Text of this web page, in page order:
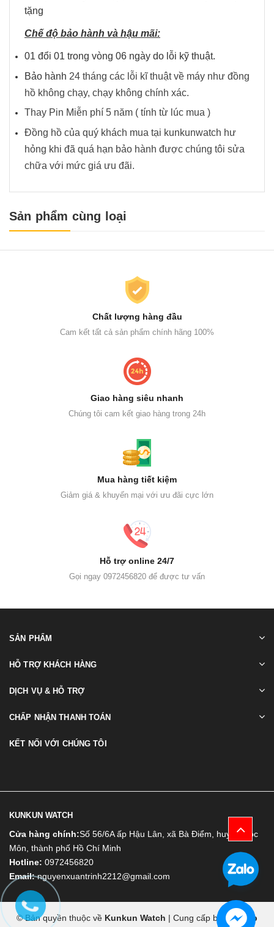
tặng
Chế độ bảo hành và hậu mãi:
01 đổi 01 trong vòng 06 ngày do lỗi kỹ thuật.
Bảo hành 24 tháng các lỗi kĩ thuật về máy như đồng
hồ không chạy, chạy không chính xác.
Thay Pin Miễn phí 5 năm ( tính từ lúc mua )
Đồng hồ của quý khách mua tại kunkunwatch hư
hỏng khi đã quá hạn bảo hành được chúng tôi sửa
chữa với mức giá ưu đãi.
Sản phẩm cùng loại
Chất lượng hàng đầu
Cam kết tất cả sản phẩm chính hãng 100%
Giao hàng siêu nhanh
Chúng tôi cam kết giao hàng trong 24h
Mua hàng tiết kiệm
Giảm giá & khuyến mại với ưu đãi cực lớn
Hỗ trợ online 24/7
Gọi ngay 0972456820 để được tư vấn
SẢN PHẨM
HỖ TRỢ KHÁCH HÀNG
DỊCH VỤ & HỖ TRỢ
CHẤP NHẬN THANH TOÁN
KẾT NỐI VỚI CHÚNG TÔI
KUNKUN WATCH
Cửa hàng chính:Số 56/6A ấp Hậu Lân, xã Bà Điểm, huyện Hóc
Môn, thành phố Hồ Chí Minh
Hotline: 0972456820
Email: nguyenxuantrinh2212@gmail.com
© Bản quyền thuộc về Kunkun Watch | Cung cấp bởi Bizweb